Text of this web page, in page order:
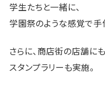
学生たちと一緒に、
学園祭のような感覚で手
さらに、商店街の店舗に
スタンプラリーも実施。